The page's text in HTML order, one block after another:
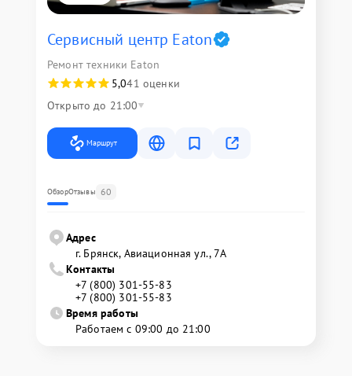
Сервисный центр Eaton
Ремонт техники Eaton
5,041 оценки
Открыто до 21:00
Маршрут
ОбзорОтзывы 60
Адрес
г. Брянск, Авиационная ул., 7А
Контакты
+7 (800) 301-55-83
+7 (800) 301-55-83
Время работы
Работаем с 09:00 до 21:00